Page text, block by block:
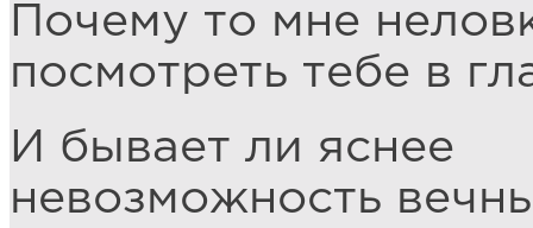
Почему то мне
посмотреть тебе в
И бывает ли яснее
невозможность